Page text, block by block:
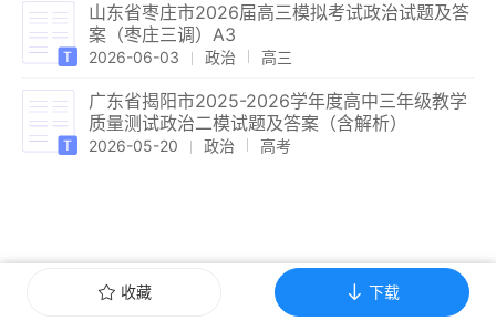
山东省枣庄市2026届高三模拟考试政治试题及答
案（枣庄三调）A3
2026-06-03 政治 高三
广东省揭阳市2025-2026学年度高中三年级教学
质量测试政治二模试题及答案（含解析）
2026-05-20 政治 高考
收藏 下载